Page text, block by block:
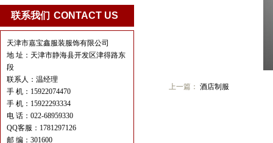
联系我们 CONTACT US
天津市嘉宝鑫服装服饰有限公司
地 址：天津市静海县开发区津得路东
段
联系人：温经理
手 机：15922074470
手 机：15922293334
电 话：022-68959330
QQ客服：1781297126
邮 编：301600
上一篇： 酒店制服